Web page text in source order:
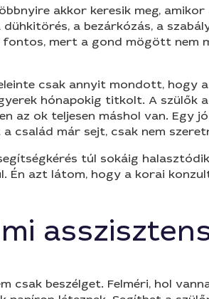
akkor keresik meg,
a bezárkózás, a
mert a gond mögött nem
csak annyit mondott, hogy
hónapokig titkolt. A szülők
az ok teljesen máshol van. Egy
család már sejt, csak nem
túl sokáig
Én azt látom, hogy a korai
csak beszélget. Felméri, hol